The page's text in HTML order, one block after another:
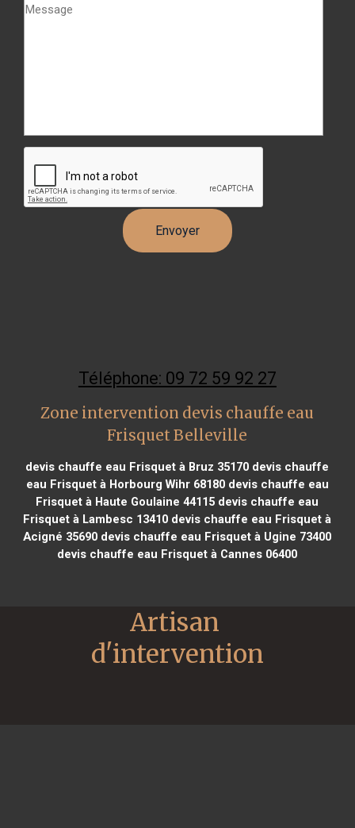
Téléphone: 09 72 59 92 27
Zone intervention devis chauffe eau
Frisquet Belleville
devis chauffe eau Frisquet à Bruz 35170 devis chauffe
eau Frisquet à Horbourg Wihr 68180devis chauffe eau
Frisquet à Haute Goulaine 44115 devis chauffe eau
Frisquet à Lambesc 13410 devis chauffe eau Frisquet à
Acigné 35690 devis chauffe eau Frisquet à Ugine 73400
devis chauffe eau Frisquet à Cannes 06400
Artisan
d'intervention